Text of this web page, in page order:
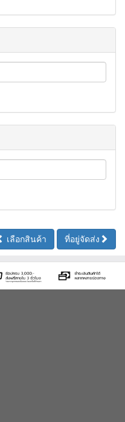
เลือกสินค้า ที่อยู่จัดส่ง